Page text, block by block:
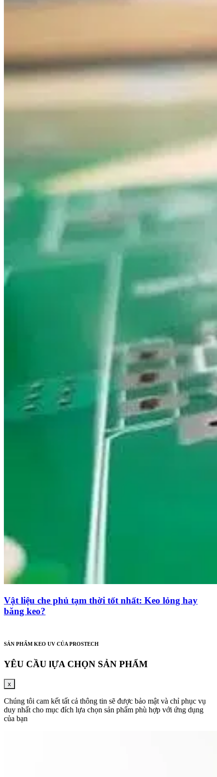
Vật liệu che phủ tạm thời tốt nhất: Keo lỏng hay
băng keo?
SẢN PHẨM KEO UV CỦA PROSTECH
YÊU CẦU lỰA CHỌN SẢN PHẨM
x
Chúng tôi cam kết tất cả thông tin sẽ được bảo mật và chỉ phục vụ
duy nhất cho mục đích lựa chọn sản phẩm phù hợp với ứng dụng
của bạn